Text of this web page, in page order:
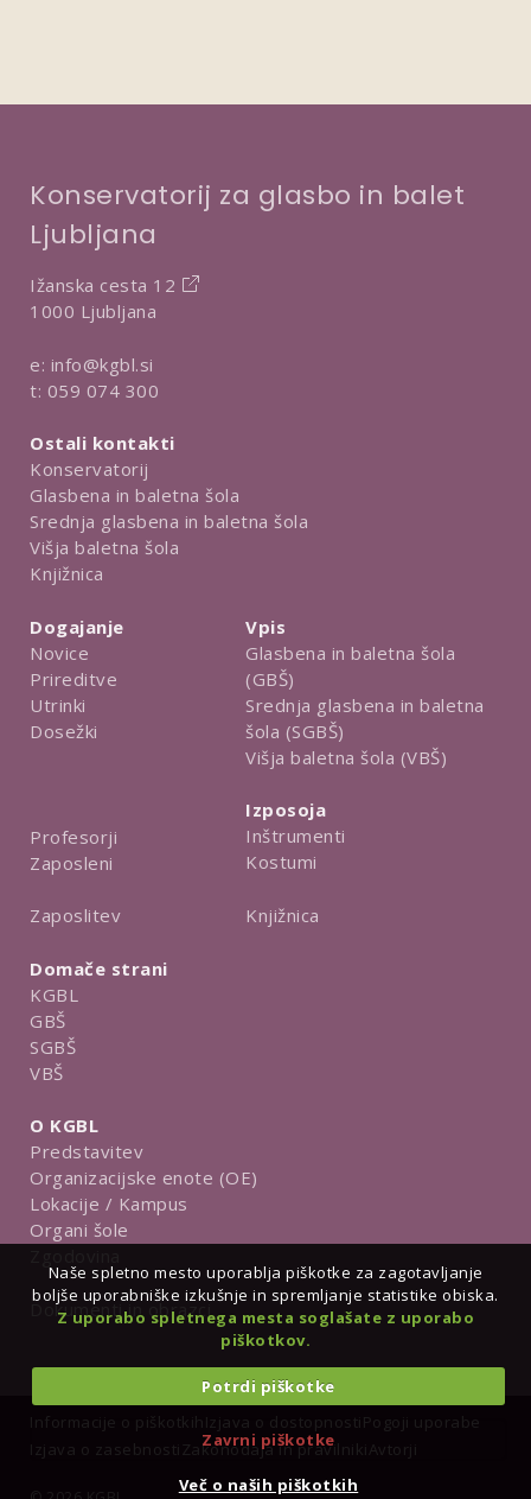
Konservatorij za glasbo in balet
Ljubljana
Ižanska cesta 12
1000 Ljubljana
e: info@kgbl.si
t: 059 074 300
Ostali kontakti
Konservatorij
Glasbena in baletna šola
Srednja glasbena in baletna šola
Višja baletna šola
Knjižnica
Dogajanje
Novice
Prireditve
Utrinki
Dosežki
Profesorji
Zaposleni
Zaposlitev
Vpis
Glasbena in baletna šola
(GBŠ)
Srednja glasbena in baletna
šola (SGBŠ)
Višja baletna šola (VBŠ)
Izposoja
Inštrumenti
Kostumi
Knjižnica
Domače strani
KGBL
GBŠ
SGBŠ
VBŠ
O KGBL
Predstavitev
Organizacijske enote (OE)
Lokacije / Kampus
Organi šole
Dokumenti in obrazci
Informacije o piškotkihIzjava o dostopnostiPogoji uporabe
Izjava o zasebnostiZakonodaja in pravilniki Avtorji
Naše spletno mesto uporablja piškotke za zagotavljanje
boljše uporabniške izkušnje in spremljanje statistike obiska.
Z uporabo spletnega mesta soglašate z uporabo
piškotkov.
Potrdi piškotke
Zavrni piškotke
Več o naših piškotkih